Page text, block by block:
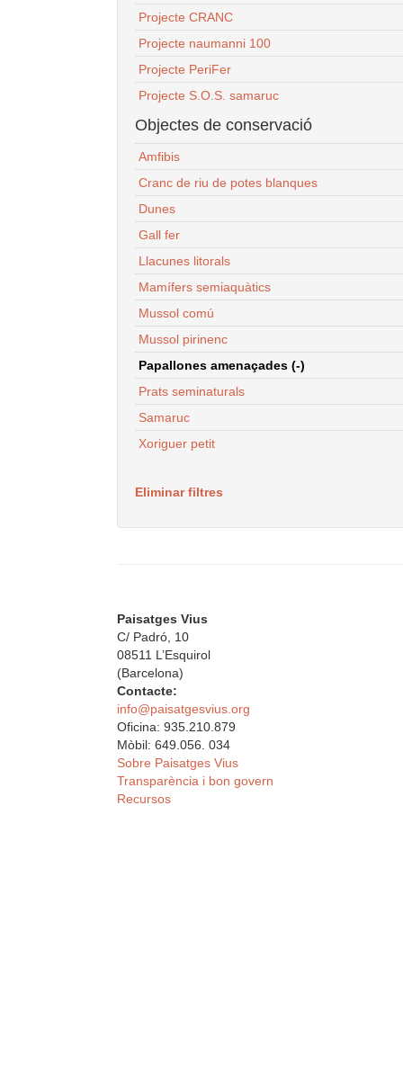
Projecte CRANC
Projecte naumanni 100
Projecte PeriFer
Projecte S.O.S. samaruc
Objectes de conservació
Amfibis
Cranc de riu de potes blanques
Dunes
Gall fer
Llacunes litorals
Mamífers semiaquàtics
Mussol comú
Mussol pirinenc
Papallones amenaçades (-)
Prats seminaturals
Samaruc
Xoriguer petit
Eliminar filtres
Paisatges Vius
C/ Padró, 10
08511 L’Esquirol
(Barcelona)
Contacte:
info@paisatgesvius.org
Oficina: 935.210.879
Mòbil: 649.056. 034
Sobre Paisatges Vius
Transparència i bon govern
Recursos